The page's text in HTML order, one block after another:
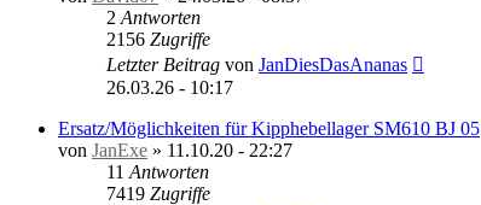
2 Antworten
2156 Zugriffe
Letzter Beitrag von JanDiesDasAnanas
26.03.26 - 10:17
Ersatz/Möglichkeiten für Kipphebellager SM610 BJ 05
von JanExe » 11.10.20 - 22:27
11 Antworten
7419 Zugriffe